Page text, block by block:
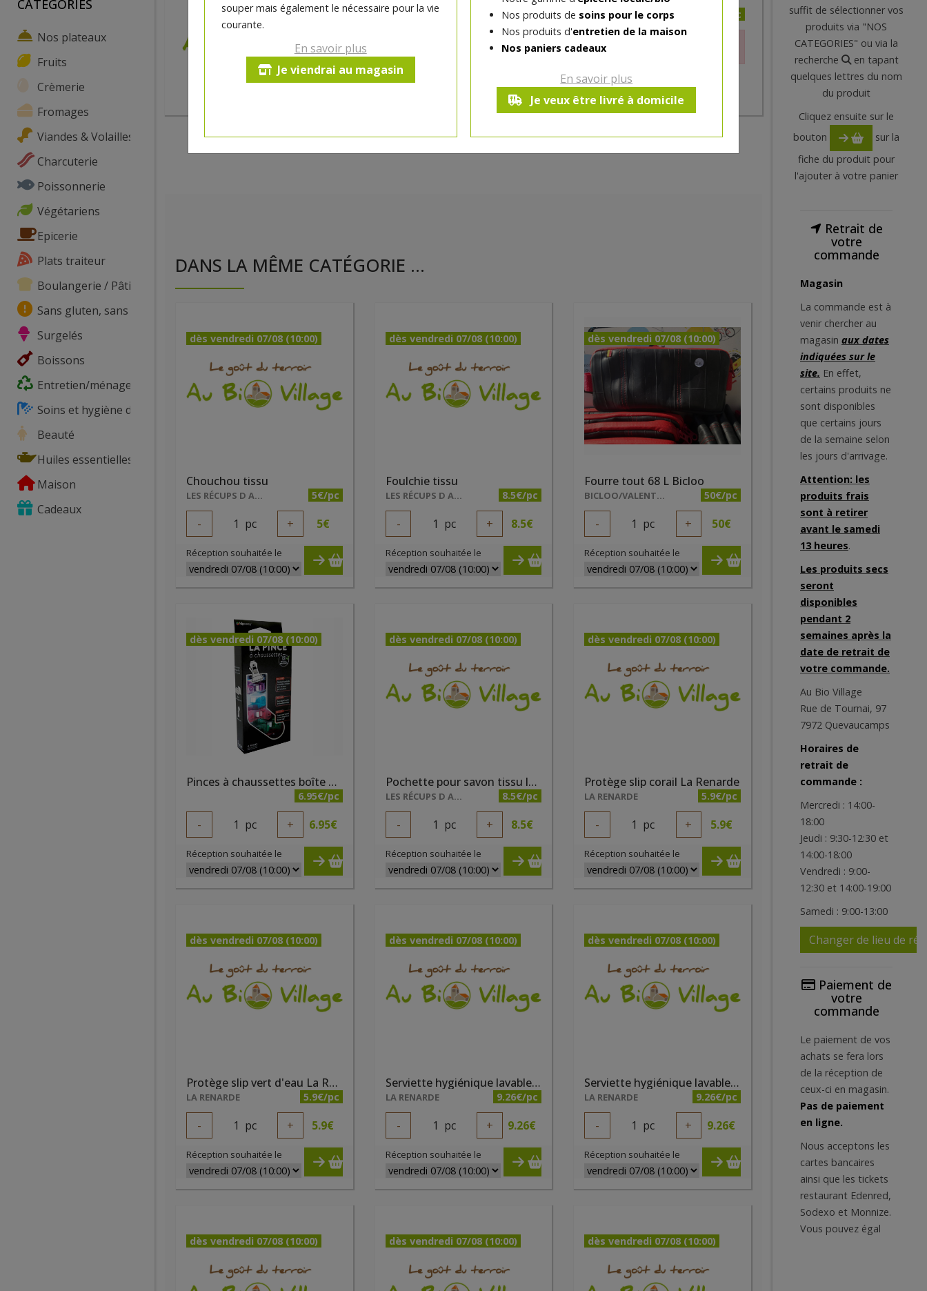
CATEGORIES
Nos plateaux
Fruits
Crèmerie
Fromages
Viandes & Volailles
Charcuterie
Poissonnerie
Végétariens
Epicerie
Plats traiteur
Boulangerie / Pâtisserie
Sans gluten, sans lactose, ...
Surgelés
Boissons
Entretien/ménage
Soins et hygiène du corps
Beauté
Huiles essentielles
Maison
Cadeaux
souper mais également le nécessaire pour la vie
courante.
En savoir plus
Je viendrai au magasin
Nos produits de soins pour le corps
Nos produits d'entretien de la maison
Nos paniers cadeaux
En savoir plus
Je veux être livré à domicile
10.29€/pc
Ce produit est indisponible pour le moment.
DANS LA MÊME CATÉGORIE ...
dès vendredi 07/08 (10:00)
Chouchou tissu
LES RÉCUPS D ADEL 5€/pc
- 1 pc + 5€
Réception souhaitée le
dès vendredi 07/08 (10:00)
Foulchie tissu
LES RÉCUPS D ADEL 8.5€/pc
- 1 pc + 8.5€
Réception souhaitée le
dès vendredi 07/08 (10:00)
Fourre tout 68 L Bicloo
BICLOO/VALENTIN DE RODDER 50€/pc
- 1 pc + 50€
Réception souhaitée le
dès vendredi 07/08 (10:00)
Pinces à chaussettes boîte de 12 pièces
6.95€/pc
- 1 pc + 6.95€
Réception souhaitée le
dès vendredi 07/08 (10:00)
Pochette pour savon tissu lavable
LES RÉCUPS D ADEL 8.5€/pc
- 1 pc + 8.5€
Réception souhaitée le
dès vendredi 07/08 (10:00)
Protège slip corail La Renarde
LA RENARDE 5.9€/pc
- 1 pc + 5.9€
Réception souhaitée le
dès vendredi 07/08 (10:00)
Protège slip vert d'eau La Renarde
LA RENARDE 5.9€/pc
- 1 pc + 5.9€
Réception souhaitée le
dès vendredi 07/08 (10:00)
Serviette hygiénique lavable taille 1 fushia
LA RENARDE 9.26€/pc
- 1 pc + 9.26€
Réception souhaitée le
dès vendredi 07/08 (10:00)
Serviette hygiénique lavable taille 1 gris
LA RENARDE 9.26€/pc
- 1 pc + 9.26€
Réception souhaitée le
dès vendredi 07/08 (10:00) dès vendredi 07/08 (10:00) dès vendredi 07/08 (10:00)
suffit de sélectionner vos
produits via "NOS
CATEGORIES" ou via la
recherche
en tapant
quelques lettres du nom
du produit
Cliquez ensuite sur le
bouton
sur la
fiche du produit pour
l'ajouter à votre panier
Retrait de
votre
commande
Magasin
La commande est à
venir chercher au
magasin aux dates
indiquées sur le
site. En effet,
certains produits ne
sont disponibles
que certains jours
de la semaine selon
les jours d'arrivage.
Attention: les
produits frais
sont à retirer
avant le samedi
13 heures.
Les produits secs
seront
disponibles
pendant 2
semaines après la
date de retrait de
votre commande.
Au Bio Village
Rue de Tournai, 97
7972 Quevaucamps
Horaires de
retrait de
commande :
Mercredi : 14:00-
18:00
Jeudi : 9:30-12:30 et
14:00-18:00
Vendredi : 9:00-
12:30 et 14:00-19:00
Samedi : 9:00-13:00
Changer de lieu de
Paiement de
votre
commande
Le paiement de vos
achats se fera lors
de la réception de
ceux-ci en magasin.
Pas de paiement
en ligne.
Nous acceptons les
cartes bancaires
ainsi que les tickets
restaurant Edenred,
Sodexo et Monnize.
Vous pouvez égal